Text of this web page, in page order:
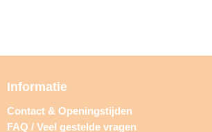
Informatie
Contact & Openingstijden
FAQ / Veel gestelde vragen